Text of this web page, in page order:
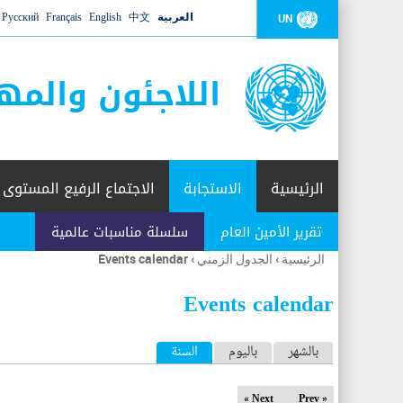
UN العربية 中文
English
Français
Русский
اللاجئون
الرئيسية الاستجابة
تقرير الأمين العام سلسلة مناسبات عالمية
الاجتماع الرفيع المستوى
أنت
هنا
الرئيسية › الجدول الزمني ›
Events calendar
Events calendar
ا
ل
بالشهر باليوم السنة (علامة التبويب النشطة)